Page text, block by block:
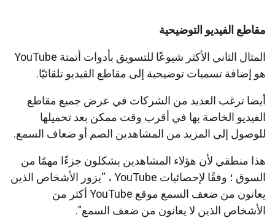
مقاطع الفيديو التوضيحية
المثال الثاني الأكثر شيوعًا للتسويق بأدوات أتمتة YouTube
هو إضافة تسميات توضيحية إلى مقاطع الفيديو تلقائيًا.
أيضا ترغب العديد من الشركات في عرض جميع مقاطع
الفيديو الخاصة بها في أقرب وقت ممكن بعد تحميلها
للوصول إلى المزيد من المشاهدين الصم أو ضعاف السمع.
هذا منطقي لأن هؤلاء المشاهدين يشكلون جزءًا مهمًا من
السوق ؛ وفقًا لإحصائيات YouTube ، “يزور الأشخاص الذين
يعانون من ضعف السمع موقع YouTube أكثر من
الأشخاص الذين لا يعانون من ضعف السمع”.